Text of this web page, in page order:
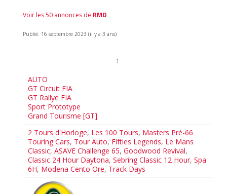
Voir les 50 annonces de RMD
Publié: 16 septembre 2023 (il y a 3 ans)
1
AUTO
GT Circuit FIA
GT Rallye FIA
Sport Prototype
Grand Tourisme [GT]
2 Tours d'Horloge, Les 100 Tours, Masters Pré-66
Touring Cars, Tour Auto, Fifties Legends, Le Mans
Classic,ASAVE Challenge 65,Goodwood Revival,
Classic 24 Hour Daytona,Sebring Classic 12 Hour,Spa
6H, Modena Cento Ore, Track Days